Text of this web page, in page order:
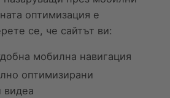
оптимизация е
се, че сайтът ви:
мобилна навигация
оптимизирани
видеа